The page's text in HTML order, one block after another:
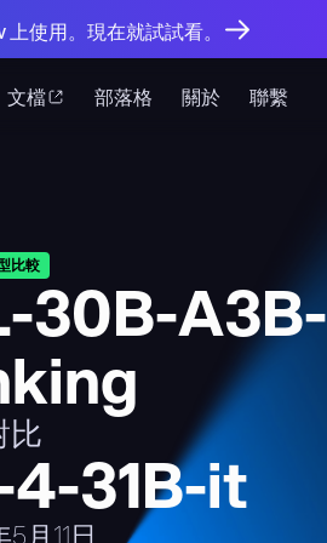
文檔 部落格 關於 聯繫
使用。現在就試試看。
比較
30B-A3B-
比
31B-it
月11日